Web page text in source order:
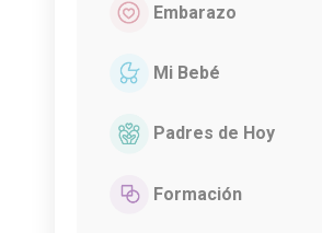
Embarazo
Mi Bebé
Padres de Hoy
Formación